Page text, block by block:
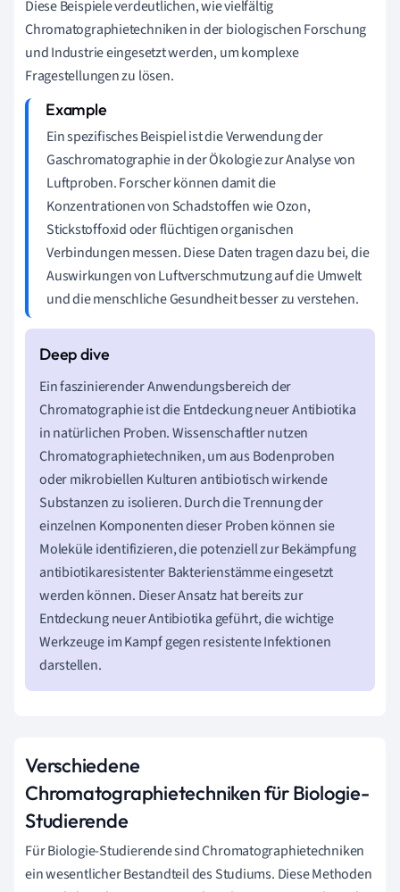
Diese Beispiele verdeutlichen, wie vielfältig
Chromatographietechniken in der biologischen Forschung
und Industrie eingesetzt werden, um komplexe
Fragestellungen zu lösen.
Ein spezifisches Beispiel ist die Verwendung der
Gaschromatographie in der Ökologie zur Analyse von
Luftproben. Forscher können damit die
Konzentrationen von Schadstoffen wie Ozon,
Stickstoffoxid oder flüchtigen organischen
Verbindungen messen. Diese Daten tragen dazu bei, die
Auswirkungen von Luftverschmutzung auf die Umwelt
und die menschliche Gesundheit besser zu verstehen.
Ein faszinierender Anwendungsbereich der
Chromatographie ist die Entdeckung neuer Antibiotika
in natürlichen Proben. Wissenschaftler nutzen
Chromatographietechniken, um aus Bodenproben
oder mikrobiellen Kulturen antibiotisch wirkende
Substanzen zu isolieren. Durch die Trennung der
einzelnen Komponenten dieser Proben können sie
Moleküle identifizieren, die potenziell zur Bekämpfung
antibiotikaresistenter Bakterienstämme eingesetzt
werden können. Dieser Ansatz hat bereits zur
Entdeckung neuer Antibiotika geführt, die wichtige
Werkzeuge im Kampf gegen resistente Infektionen
darstellen.
Verschiedene
Chromatographietechniken für Biologie-
Studierende
Für Biologie-Studierende sind Chromatographietechniken
ein wesentlicher Bestandteil des Studiums. Diese Methoden